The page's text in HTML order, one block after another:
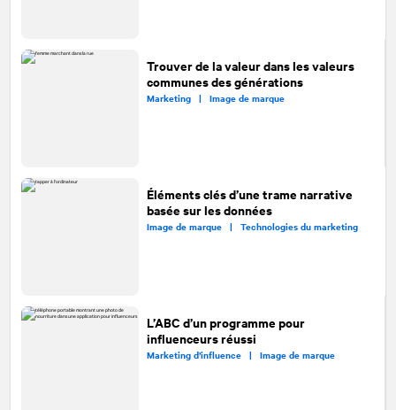
Trouver de la valeur dans les valeurs
communes des générations
Marketing | Image de marque
Éléments clés d’une trame narrative
basée sur les données
Image de marque |Technologies du marketing
L’ABC d’un programme pour
influenceurs réussi
Marketing d’influence | Image de marque